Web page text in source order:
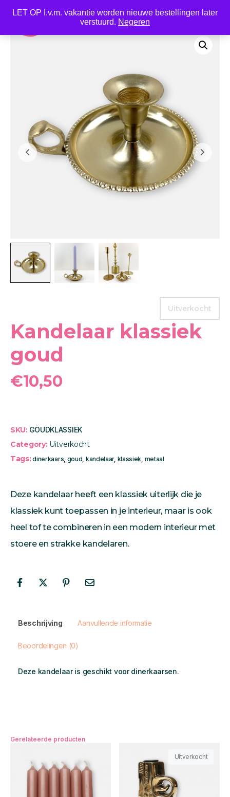
LET OP I.v.m. vakantie worden nieuwe bestellingen later
verstuurd. Negeren
Uitverkocht
Kandelaar klassiek
goud
€10,50
SKU: GOUDKLASSIEK
Category: Uitverkocht
Tags:dinerkaars, goud, kandelaar, klassiek, metaal
Deze kandelaar heeft een klassiek uiterlijk die je
klassiek kunt toepassen in je interieur, maar is ook
heel tof te combineren in een modern interieur met
stoere en strakke kandelaren.
Beschrijving Aanvullende informatie
Beoordelingen (0)
Deze kandelaar is geschikt voor dinerkaarsen.
Gerelateerde producten
Uitverkocht